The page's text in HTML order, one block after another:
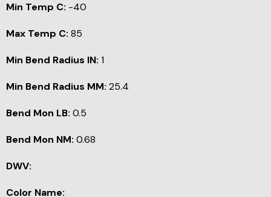
Min Temp C: -40
Max Temp C: 85
Min Bend Radius IN: 1
Min Bend Radius MM: 25.4
Bend Mon LB: 0.5
Bend Mon NM: 0.68
DWV:
Color Name: